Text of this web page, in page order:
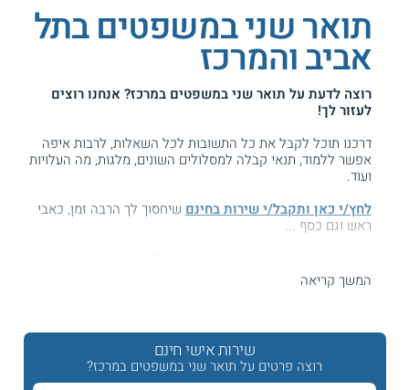
תואר שני במשפטים בתל
אביב והמרכז
רוצה לדעת על תואר שני במשפטים במרכז? אנחנו רוצים
לעזור לך!
דרכנו תוכל לקבל את כל התשובות לכל השאלות, לרבות איפה
אפשר ללמוד, תנאי קבלה למסלולים השונים, מלגות, מה העלויות
ועוד.
לחץ/י כאן ותקבל/י שירות בחינם שיחסוך לך הרבה זמן, כאבי
ראש וגם כסף ...
עזרנו גם לך? דרג אותנו:
תואר שני במשפטים LLM במרכז הארץ
המשך קריאה
שירות אישי חינם
רוצה פרטים על תואר שני במשפטים במרכז?